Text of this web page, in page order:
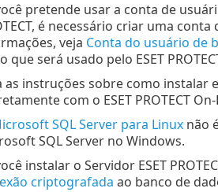
pretende usar a conta de
é necessário criar uma
veja Conta do usuário de
que será usado pelo ESET
as instruções sobre como instalar
com o ESET PROTECT
SQL Server para Linuxnão
SQL Server no Windows.
instalar o Servidor ESET
criptografada ao banco de